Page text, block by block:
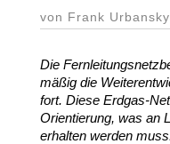
von Frank Urbansky
Die
mäßig die
fort. Diese Erdgas-​
Orien­tierung, was an
erhalten werden